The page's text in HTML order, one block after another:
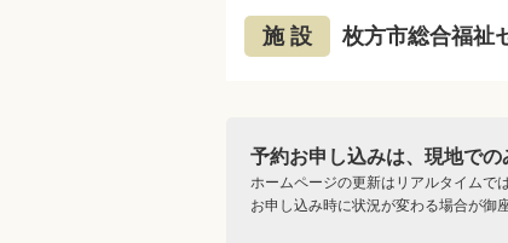
施 設 枚方市総合福祉
予約お申し込みは、現地での
ホームページの更新はリアルタイムで
お申し込み時に状況が変わる場合が御